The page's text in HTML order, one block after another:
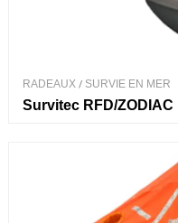
RADEAUX/ SURVIE EN MER
Survitec RFD/ZODIAC